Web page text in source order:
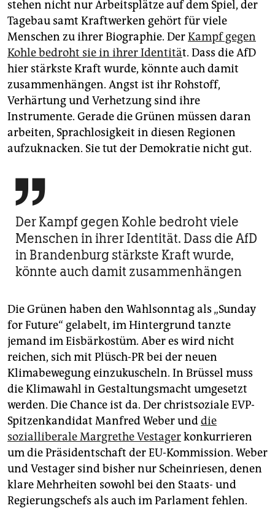
stehen nicht nur Arbeitsplätze auf dem Spiel, der
Tagebau samt Kraftwerken gehört für viele
Menschen zu ihrer Biographie. DerKampf gegen
Kohle bedroht sie in ihrer Identität. Dass die AfD
hier stärkste Kraft wurde, könnte auch damit
zusammenhängen. Angst ist ihr Rohstoff,
Verhärtung und Verhetzung sind ihre
Instrumente. Gerade die Grünen müssen daran
arbeiten, Sprachlosigkeit in diesen Regionen
aufzuknacken. Sie tut der Demokratie nicht gut.

Der Kampf gegen Kohle bedroht viele
Menschen in ihrer Identität. Dass die AfD
in Brandenburg stärkste Kraft wurde,
könnte auch damit zusammenhängen
Die Grünen haben den Wahlsonntag als „Sunday
for Future“ gelabelt, im Hintergrund tanzte
jemand im Eisbärkostüm. Aber es wird nicht
reichen, sich mit Plüsch-PR bei der neuen
Klimabewegung einzukuscheln. In Brüssel muss
die Klimawahl in Gestaltungsmacht umgesetzt
werden. Die Chance ist da. Der christsoziale EVP-
Spitzenkandidat Manfred Weber unddie
sozialliberale Margrethe Vestagerkonkurrieren
um die Präsidentschaft der EU-Kommission. Weber
und Vestager sind bisher nur Scheinriesen, denen
klare Mehrheiten sowohl bei den Staats- und
Regierungschefs als auch im Parlament fehlen.